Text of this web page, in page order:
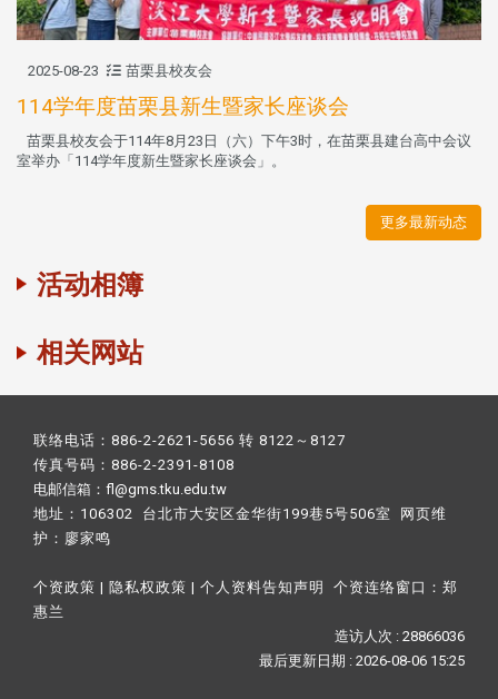
2025-08-23 苗栗县校友会
114学年度苗栗县新生暨家长座谈会
苗栗县校友会于114年8月23日（六）下午3时，在苗栗县建台高中会议
室举办「114学年度新生暨家长座谈会」。
更多最新动态
活动相簿
相关网站
联络电话：886-2-2621-5656 转 8122～8127
传真号码：886-2-2391-8108
电邮信箱：fl@gms.tku.edu.tw
地址：106302 台北市大安区金华街199巷5号506室 网页维
护： 廖家鸣​
个资政策 | 隐私权政策 | 个人资料告知声明 个资连络窗口： 郑
惠兰
造访人次 : 28866036
最后更新日期 :2026-08-06 15:25